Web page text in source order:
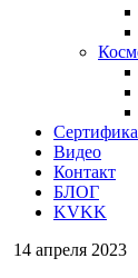
Видео
Контакт
БЛОГ
KVKK
14 апреля 2023